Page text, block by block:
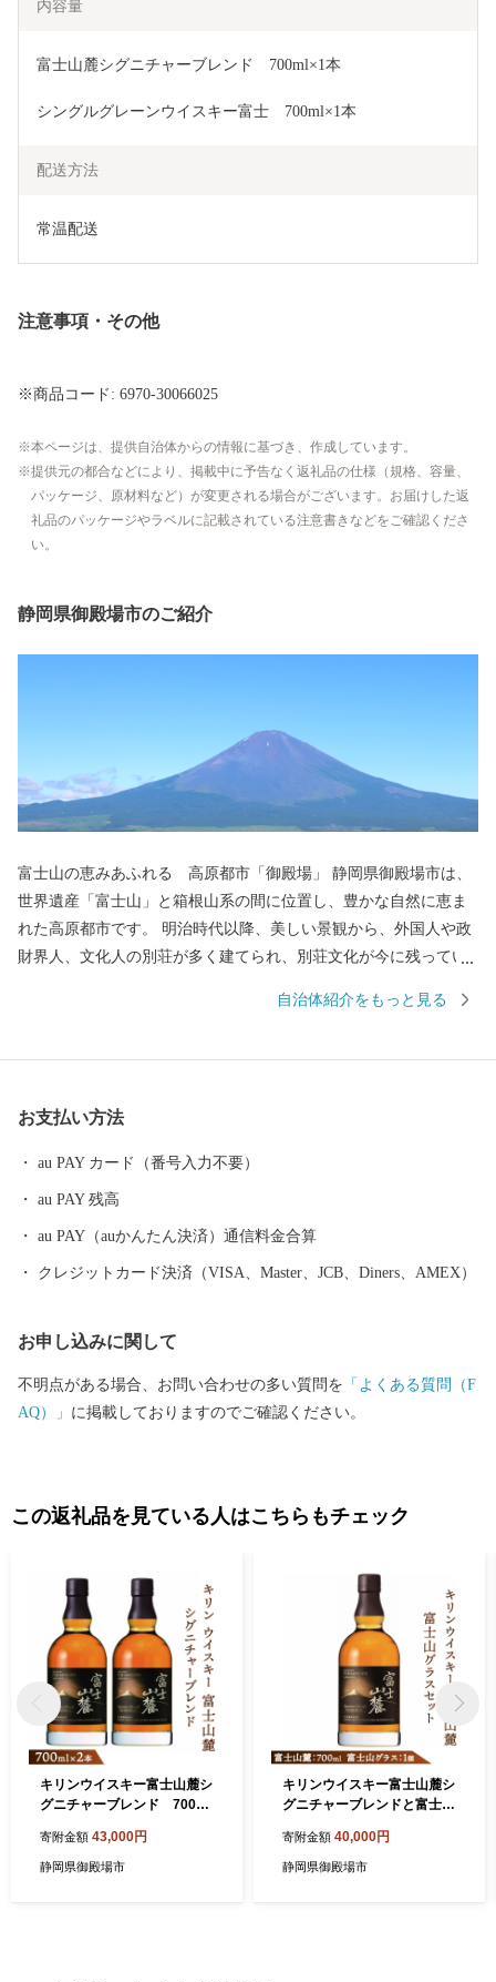
内容量
富士山麓シグニチャーブレンド　700ml×1本
シングルグレーンウイスキー富士　700ml×1本
配送方法
常温配送
注意事項・その他
※商品コード: 6970-30066025
本ページは、提供自治体からの情報に基づき、作成しています。
提供元の都合などにより、掲載中に予告なく返礼品の仕様（規格、容量、
パッケージ、原材料など）が変更される場合がございます。お届けした返
礼品のパッケージやラベルに記載されている注意書きなどをご確認くださ
い。
静岡県御殿場市のご紹介
富士山の恵みあふれる 高原都市「御殿場」 静岡県御殿場市は、
世界遺産「富士山」と箱根山系の間に位置し、豊かな自然に恵ま
れた高原都市です。 明治時代以降、美しい景観から、外国人や政
財界人、文化人の別荘が多く建てられ、別荘文化が今に残ってい
され湧き出る美味しい水や高原の気候が、豊かな実りや産品を生
用など環境負荷の低減による「エコ・ガーデンシティ」に向けた
自治体紹介をもっと見る
お支払い方法
au PAY カード（番号入力不要）
au PAY 残高
au PAY（auかんたん決済）通信料金合算
クレジットカード決済（VISA、Master、JCB、Diners、AMEX）
お申し込みに関して
不明点がある場合、お問い合わせの多い質問を 「よくある質問（F
AQ）」 に掲載しておりますのでご確認ください。
この返礼品を見ている人はこちらもチェック
キリンウイスキー富士山麓シ
グニチャーブレンド 700ml
産】◇
寄附金額 43,000円
静岡県御殿場市
キリンウイスキー富士山麓シ
グニチャーブレンドと富士山
ット【お酒 ウイスキー グラ
ス】◇
寄附金額 40,000円
静岡県御殿場市